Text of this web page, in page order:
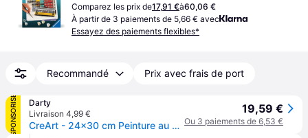
Comparez les prix de17,91 €à60,06 €
À partir de 3 paiements de 5,66 € avec
Essayez des paiements flexibles*
Recommandé Prix avec frais de port
SPONSORISÉ
Darty
Livraison 4,99 €
CreArt - 24x30 cm Peinture au numero Lisbon
19,59 €
Ou 3 paiements de 6,53 €